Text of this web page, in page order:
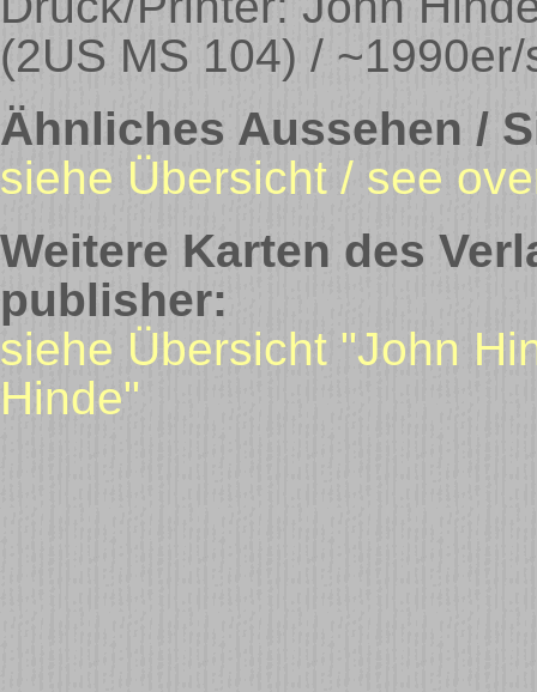
(2US MS 104) / ~1990er/
Ähnliches Aussehen /
siehe Übersicht / see
Weitere Karten des
publisher:
siehe Übersicht "John
Hinde"